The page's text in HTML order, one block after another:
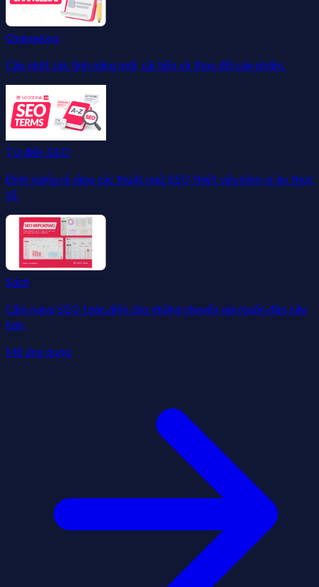
Changelog
Cập nhật các tính năng mới, cải tiến và thay đổi sản phẩm.
Từ điển SEO
Định nghĩa rõ ràng các thuật ngữ SEO thiết yếu kèm ví dụ thực
tế.
Sách
Cẩm nang SEO toàn diện cho những chuyên gia muốn đào sâu
hơn.
Mở ứng dụng